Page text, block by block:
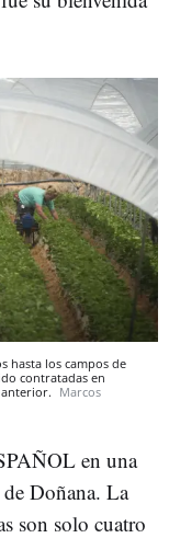
hasta los campos de
contratadas en
Marcos
en una
Doñana. La
son solo cuatro